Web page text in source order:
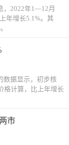
2022年1—12月
年增长5.1%。其
据显示，初步核
格计算，比上年增长
市